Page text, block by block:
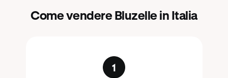
Come vendere Bluzelle in Italia